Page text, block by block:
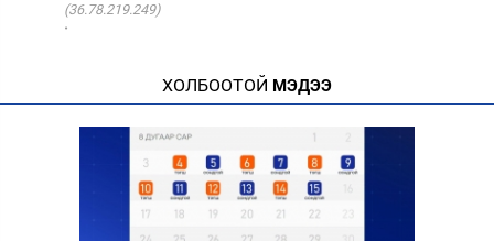
(36.78.219.249)
·
ХОЛБООТОЙ МЭДЭЭ